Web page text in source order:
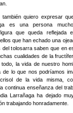
quiero expresar
es una persona
que queda reflejada
que han echado una
del tolosarra saben que en
cualidades de la
la vida de nuestro
lo que nos podríamos
de la vida misma,
continua enseñanza del
Larrañaga ha dejado
trabajando honradamente.